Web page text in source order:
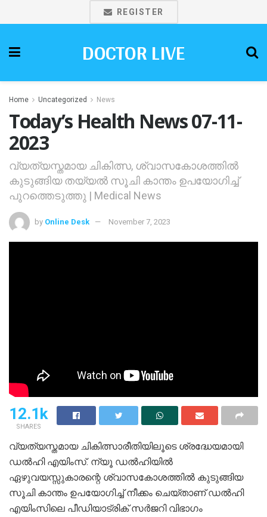
REGISTER
DOCTOR LIVE
Home Uncategorized News
Today’s Health News 07-11-
2023
വ്യത്യസ്തമായ ചികിത്സ, ശ്വാസകോശത്തില്‍
കുടുങ്ങിയ തയ്യല്‍ സൂചി കാന്തം ഉപയോഗിച്ച്
പുറത്തെടുത്തു | Medical News
by Online Desk November 7, 2023
12.1k
SHARES
വ്യത്യസ്തമായ ചികിത്സാരീതിയിലൂടെ ശ്രദ്ധേയമായി
ഡല്‍ഹി എയിംസ്. ന്യൂ ഡല്‍ഹിയില്‍
ഏഴുവയസ്സുകാരന്റെ ശ്വാസകോശത്തില്‍ കുടുങ്ങിയ
സൂചി കാന്തം ഉപയോഗിച്ച് നീക്കം ചെയ്താണ് ഡല്‍ഹി
എയിംസിലെ പീഡിയാട്രിക് സര്‍ജറി വിഭാഗം